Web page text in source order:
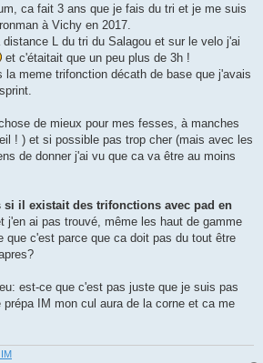
ca fait 3 ans que je fais du tri et je me suis
à Vichy en 2017.
distance L du tri du Salagou et sur le velo j'ai
et c'étaitait que un peu plus de 3h !
la meme trifonction décath de base que j'avais
de mieux pour mes fesses, à manches
! ) et si possible pas trop cher (mais avec les
de donner j'ai vu que ca va être au moins
si il existait des trifonctions avec pad en
j'en ai pas trouvé, même les haut de gamme
que c'est parce que ca doit pas du tout être
est-ce que c'est pas juste que je suis pas
prépa IM mon cul aura de la corne et ca me